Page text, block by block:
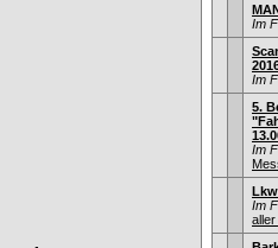
Im
Im
5.
Im
Im
aller